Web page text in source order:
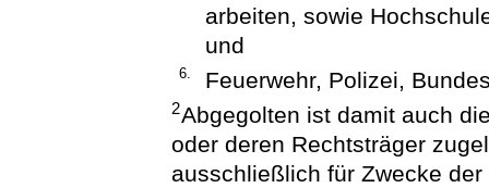
arbeiten, sowie
und
6. Feuerwehr, Polizei,
2Abgegolten ist damit auch
oder deren Rechtsträger
ausschließlich für Zwecke